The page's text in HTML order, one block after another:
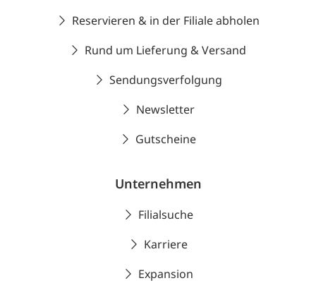
Reservieren & in der Filiale abholen
Rund um Lieferung & Versand
Sendungsverfolgung
Newsletter
Gutscheine
Unternehmen
Filialsuche
Karriere
Expansion